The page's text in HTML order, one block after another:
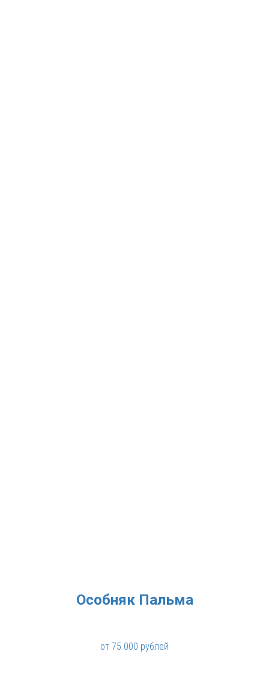
Особняк Пальма
от 75 000 рублей